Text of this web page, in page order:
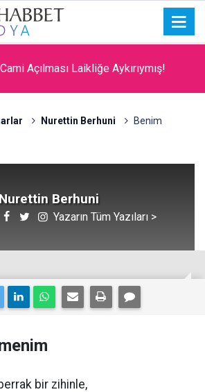
Açılması Laikliğe Aykırıymış!
Sanatı
Nurettin Berhuni
Benim
Nurettin Berhuni
Yazarın Tüm Yazıları >
bir zihinle,